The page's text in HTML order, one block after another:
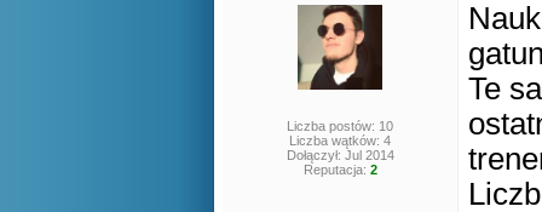
Liczba postów: 10
Liczba wątków: 4
Dołączył: Jul 2014
Reputacja: 2
Te